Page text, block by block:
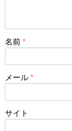
名前 *
メール *
サイト